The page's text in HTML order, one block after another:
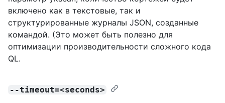
включено как в текстовые, так и
структурированные журналы JSON, созданные
командой. (Это может быть полезно для
оптимизации производительности сложного кода
QL.
--timeout=<seconds>